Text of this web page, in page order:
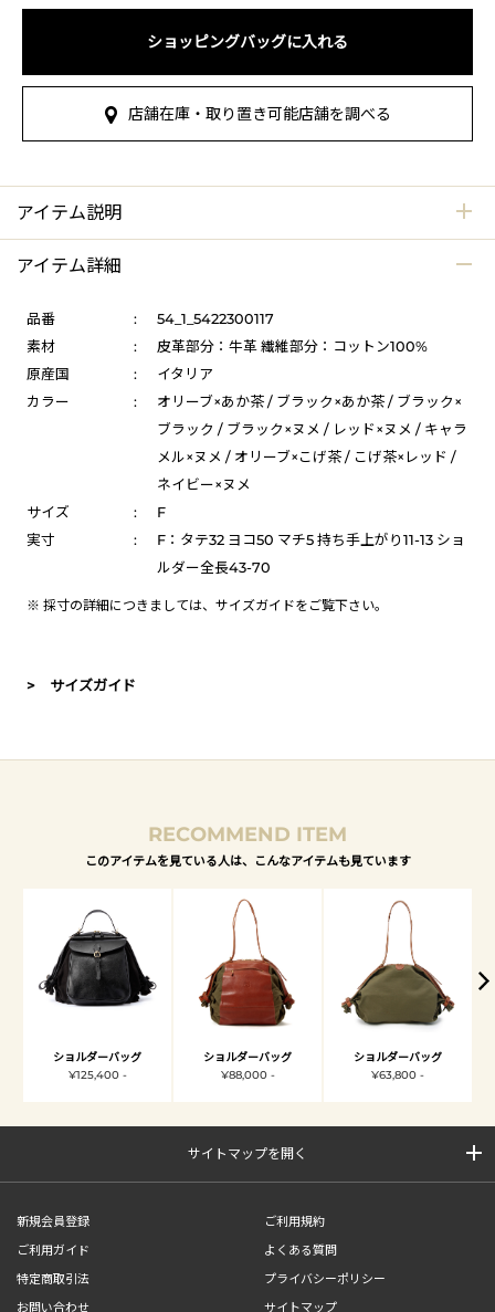
ショッピングバッグに入れる
店舗在庫・取り置き可能店舗を調べる
アイテム説明
アイテム詳細
品番 :
54_1_5422300117
素材
:
皮革部分：牛革 繊維部分：コットン100%
原産国
:
イタリア
カラー
:
オリーブ×あか茶 / ブラック×あか茶 / ブラック×
ブラック / ブラック×ヌメ / レッド×ヌメ / キャラ
メル×ヌメ / オリーブ×こげ茶 / こげ茶×レッド /
ネイビー×ヌメ
サイズ
:
F
実寸
:
F：タテ32 ヨコ50 マチ5 持ち手上がり11-13 ショ
ルダー全長43-70
※ 採寸の詳細につきましては、 サイズガイドをご覧下さい。
> サイズガイド
RECOMMEND ITEM
このアイテムを見ている人は、こんなアイテムも見ています
ショルダーバッグ
¥125,400 -
ショルダーバッグ
¥88,000 -
ショルダーバッグ
¥63,800 -
サイトマップを開く
新規会員登録
ご利用規約
ご利用ガイド
よくある質問
特定商取引法
プライバシーポリシー
お問い合わせ
サイトマップ